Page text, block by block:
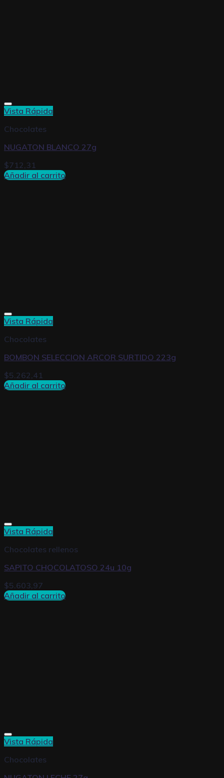
Vista Rápida
Chocolates
NUGATON BLANCO 27g
$712,31
Añadir al carrito
Vista Rápida
Chocolates
BOMBON SELECCION ARCOR SURTIDO 223g
$5.262,41
Añadir al carrito
Vista Rápida
Chocolates rellenos
SAPITO CHOCOLATOSO 24u 10g
$5.603,97
Añadir al carrito
Vista Rápida
Chocolates